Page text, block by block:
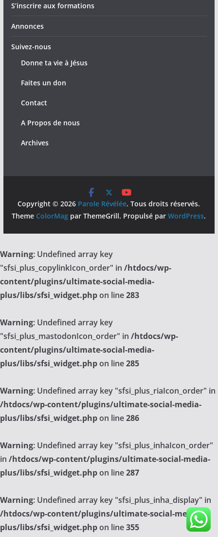
S’inscrire aux formations
Annonces
Suivez-nous
Donne ta vie à Jésus
Faites un don
Contact
A Propos de nous
Archives
Copyright © 2026 Parole Révélée. Tous droits réservés.
Theme ColorMag par ThemeGrill. Propulsé parWordPress.
Warning: Undefined array key
"sfsi_plus_copylinkIcon_order" in /htdocs/wp-
content/plugins/ultimate-social-media-
plus/libs/sfsi_widget.phpon line283
Warning: Undefined array key
"sfsi_plus_mastodonIcon_order" in /htdocs/wp-
content/plugins/ultimate-social-media-
plus/libs/sfsi_widget.phpon line285
Warning: Undefined array key "sfsi_plus_riaIcon_order" in
/htdocs/wp-content/plugins/ultimate-social-media-
plus/libs/sfsi_widget.phpon line286
Warning: Undefined array key "sfsi_plus_inhaIcon_order"
in /htdocs/wp-content/plugins/ultimate-social-media-
plus/libs/sfsi_widget.phpon line287
Warning: Undefined array key "sfsi_plus_inha_display" in
/htdocs/wp-content/plugins/ultimate-social-media-
plus/libs/sfsi_widget.phpon line355